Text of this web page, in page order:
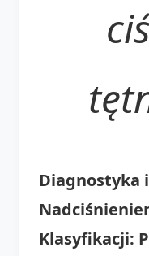
Diagnostyka
Klasyfikacji: